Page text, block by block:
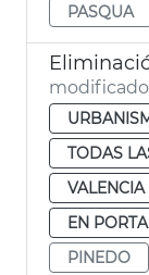
PASQUA
TODAS
VALENCIA
EN
PINEDO